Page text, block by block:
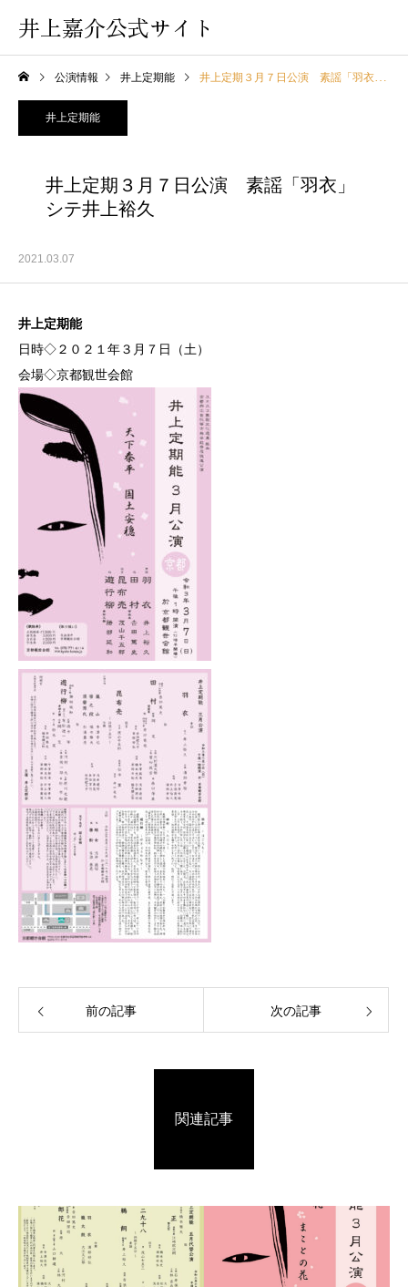
井上嘉介公式サイト
公演情報 井上定期能 井上定期３月７日公演 素謡「羽衣」シテ井上裕久
井上定期能
井上定期３月７日公演 素謡「羽衣」
シテ井上裕久
2021.03.07
井上定期能
日時◇２０２１年３月７日（土）
会場◇京都観世会館
前の記事 次の記事
関連記事